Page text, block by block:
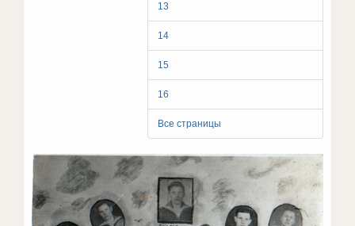
13
14
15
16
Все страницы